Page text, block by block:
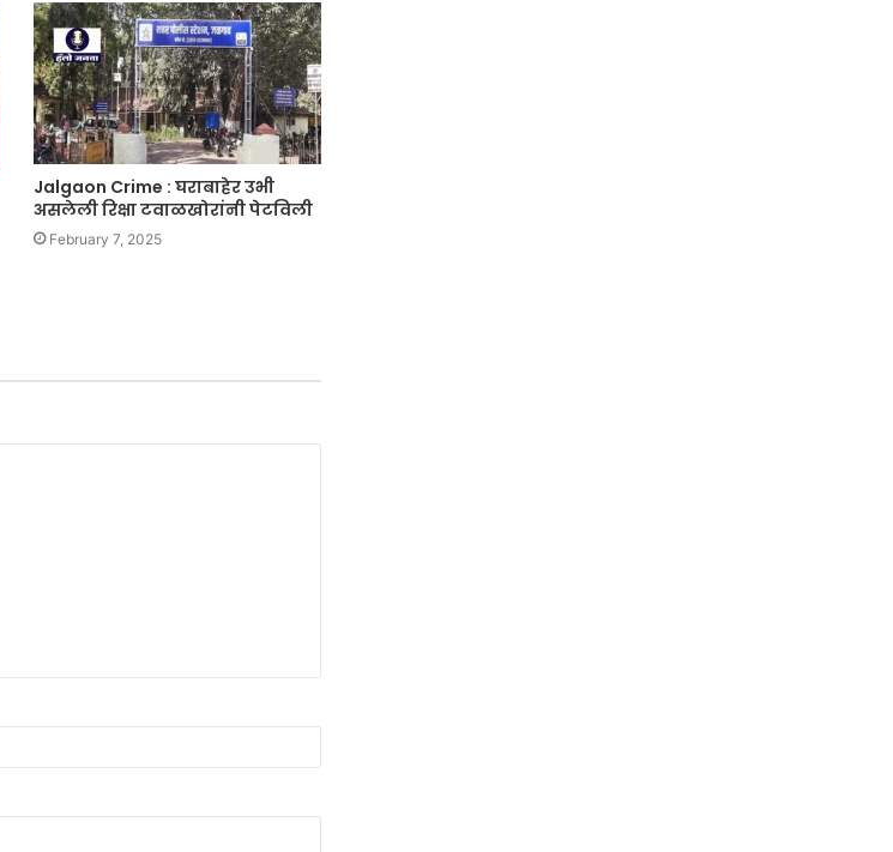
Jalgaon Crime : घराबाहेर उभी
असलेली रिक्षा टवाळखोरांनी पेटविली
February 7, 2025